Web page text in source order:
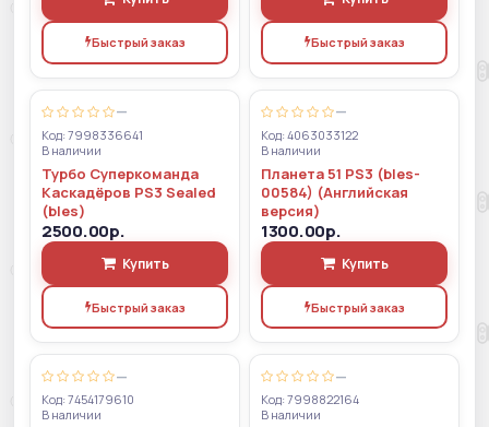
Быстрый заказ Быстрый заказ
—
Код: 7998336641
В наличии
Турбо Суперкоманда
Каскадёров PS3 Sealed
(bles)
2500.00р.
Купить
Быстрый заказ
—
Код: 4063033122
В наличии
Планета 51 PS3 (bles-
00584) (Английская
версия)
1300.00р.
Купить
Быстрый заказ
—
Код: 7454179610
В наличии
—
Код: 7998822164
В наличии